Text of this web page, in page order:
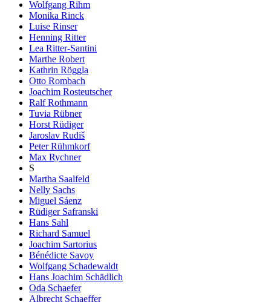
Wolfgang Rihm
Monika Rinck
Luise Rinser
Henning Ritter
Lea Ritter-Santini
Marthe Robert
Kathrin Röggla
Otto Rombach
Joachim Rosteutscher
Ralf Rothmann
Tuvia Rübner
Horst Rüdiger
Jaroslav Rudiš
Peter Rühmkorf
Max Rychner
S
Martha Saalfeld
Nelly Sachs
Miguel Sáenz
Rüdiger Safranski
Hans Sahl
Richard Samuel
Joachim Sartorius
Bénédicte Savoy
Wolfgang Schadewaldt
Hans Joachim Schädlich
Oda Schaefer
Albrecht Schaeffer